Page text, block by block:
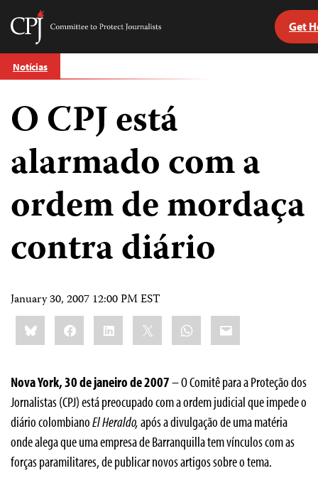
Skip
to
Committee
Journalists
Get
Notícias
O CPJ está
alarmado com a
ordem de mordaça
contra diário
January 30, 2007 12:00 PM EST
Share
this:BlueskyFacebookLinkedIn WhatsApp
Email
Nova York, 30 de janeiro de 2007– O Comitê para a Proteção dos
Jornalistas (CPJ) está preocupado com a ordem judicial que impede o
diário colombianoEl Heraldo,após a divulgação de uma matéria
onde alega que uma empresa de Barranquilla tem vínculos com as
forças paramilitares, de publicar novos artigos sobre o tema.